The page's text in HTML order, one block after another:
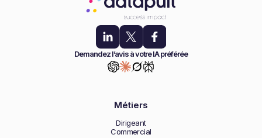
Demandez l’avis à votre IA préférée
Métiers
Dirigeant
Commercial